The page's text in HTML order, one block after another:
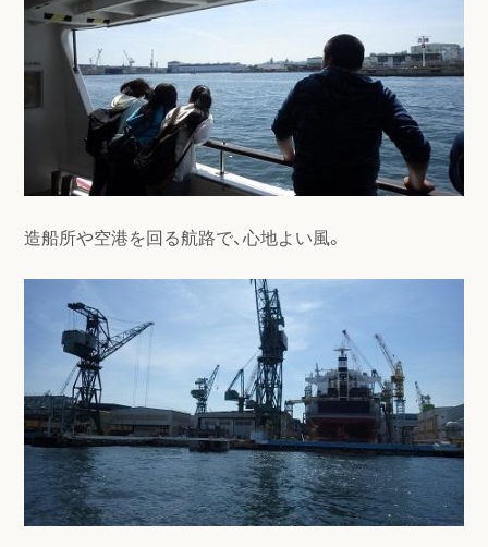
造船所や空港を回る航路で、心地よい風。